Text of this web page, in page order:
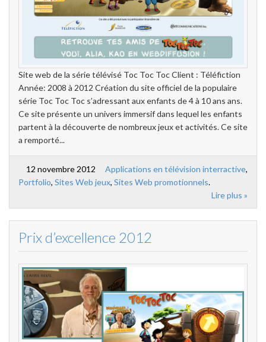
Site web de la série télévisé Toc Toc Toc Client : Téléfiction
Année: 2008 à 2012 Création du site officiel de la populaire
série Toc Toc Toc s’adressant aux enfants de 4 à 10 ans ans.
Ce site présente un univers immersif dans lequel les enfants
partent à la découverte de nombreux jeux et activités. Ce site
a remporté...
12 novembre 2012 Applications en télévision interractive,
Portfolio, Sites Web jeux, Sites Web promotionnels.
Lire plus »
Prix d’excellence 2012